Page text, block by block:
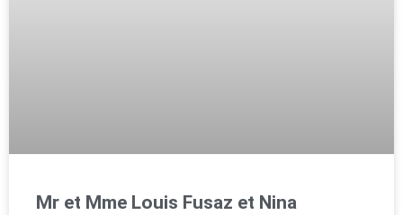
Mr et Mme Louis Fusaz et Nina